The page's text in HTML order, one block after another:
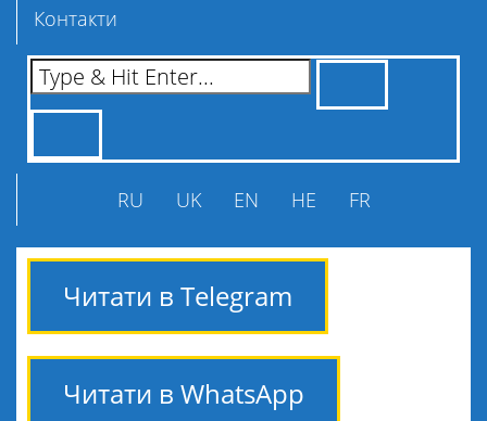
Контакти
RU UK EN HE FR
Читати в Telegram
Читати в WhatsApp